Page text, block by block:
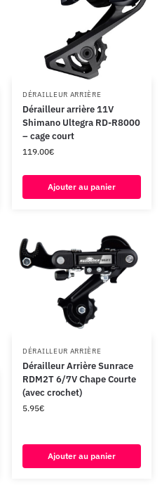
DÉRAILLEUR ARRIÈRE
Dérailleur arrière 11V
Shimano Ultegra RD-R8000
– cage court
119.00€
Ajouter au panier
DÉRAILLEUR ARRIÈRE
Dérailleur Arrière Sunrace
RDM2T 6/7V Chape Courte
(avec crochet)
5.95€
Ajouter au panier